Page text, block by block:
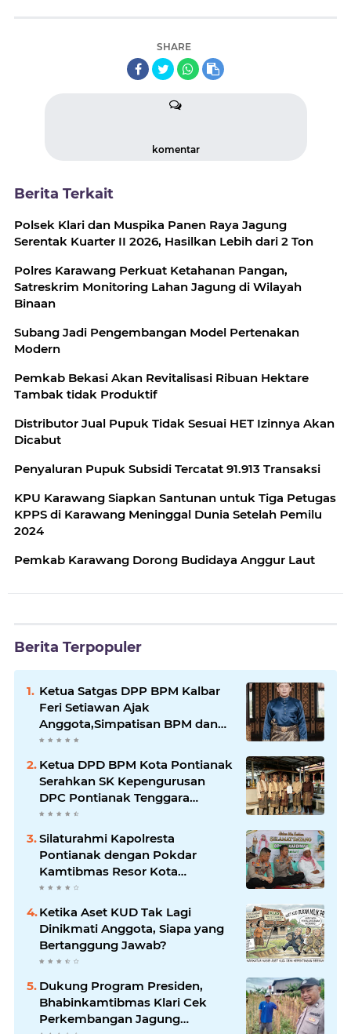
SHARE
komentar
Berita Terkait
Polsek Klari dan Muspika Panen Raya Jagung
Serentak Kuarter II 2026, Hasilkan Lebih dari 2 Ton
Polres Karawang Perkuat Ketahanan Pangan,
Satreskrim Monitoring Lahan Jagung di Wilayah
Binaan
Subang Jadi Pengembangan Model Pertenakan
Modern
Pemkab Bekasi Akan Revitalisasi Ribuan Hektare
Tambak tidak Produktif
Distributor Jual Pupuk Tidak Sesuai HET Izinnya Akan
Dicabut
Penyaluran Pupuk Subsidi Tercatat 91.913 Transaksi
KPU Karawang Siapkan Santunan untuk Tiga Petugas
KPPS di Karawang Meninggal Dunia Setelah Pemilu
2024
Pemkab Karawang Dorong Budidaya Anggur Laut
Berita Terpopuler
Ketua Satgas DPP BPM Kalbar
Feri Setiawan Ajak
Anggota,Simpatisan BPM dan
Masyarakat Kibarkan Merah
Ketua DPD BPM Kota Pontianak
Serahkan SK Kepengurusan
DPC Pontianak Tenggara
Periode 2026–2029
Silaturahmi Kapolresta
Pontianak dengan Pokdar
Kamtibmas Resor Kota
Pontianak
Ketika Aset KUD Tak Lagi
Dinikmati Anggota, Siapa yang
Bertanggung Jawab?
Dukung Program Presiden,
Bhabinkamtibmas Klari Cek
Perkembangan Jagung